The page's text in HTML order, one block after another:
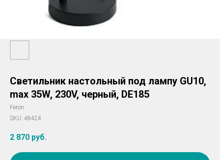
Светильник настольный под лампу GU10,
max 35W, 230V, черный, DE185
Feron
SKU: 48424
2 870 руб.